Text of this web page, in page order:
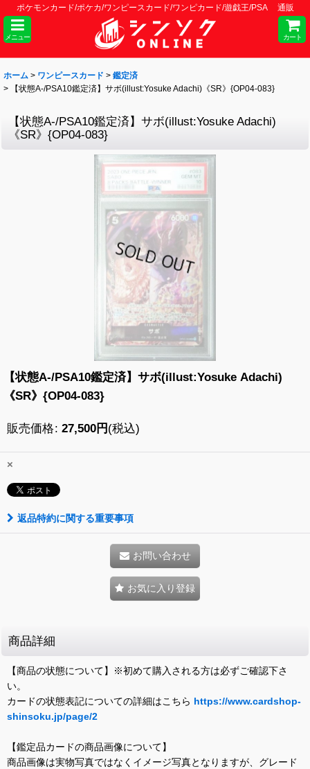
ポケモンカード/ポケカ/ワンピースカード/ワンピカード/遊戯王/PSA 通販
メニュー カート
ホーム > ワンピースカード > 鑑定済
>
【状態A-/PSA10鑑定済】サボ(illust:Yosuke Adachi)《SR》{OP04-083}
【状態A-/PSA10鑑定済】サボ(illust:Yosuke Adachi)
《SR》{OP04-083}
【状態A-/PSA10鑑定済】サボ(illust:Yosuke Adachi)
《SR》{OP04-083}
販売価格: 27,500円 (税込)
×
返品特約に関する重要事項
お問い合わせ
お気に入り登録
商品詳細
【商品の状態について】※初めて購入される方は必ずご確認下さ
い。
カードの状態表記についての詳細はこちら https://www.cardshop-
shinsoku.jp/page/2
【鑑定品カードの商品画像について】
商品画像は実物写真ではなくイメージ写真となりますが、グレード